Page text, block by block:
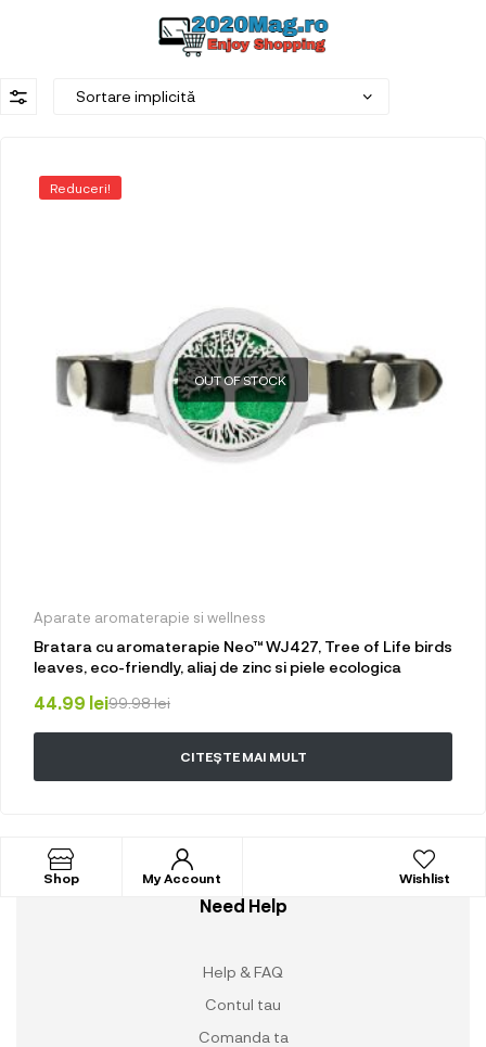
Reduceri!
OUT OF STOCK
Aparate aromaterapie si wellness
Bratara cu aromaterapie Neo™ WJ427, Tree of Life birds
leaves, eco-friendly, aliaj de zinc si piele ecologica
99.98lei
44.99 lei
CITEȘTE MAI MULT
Shop My Account Wishlist
Need Help
Help & FAQ
Contul tau
Comanda ta